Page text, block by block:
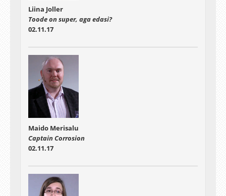
Liina Joller
Toode on super, aga edasi?
02.11.17
Maido Merisalu
Captain Corrosion
02.11.17